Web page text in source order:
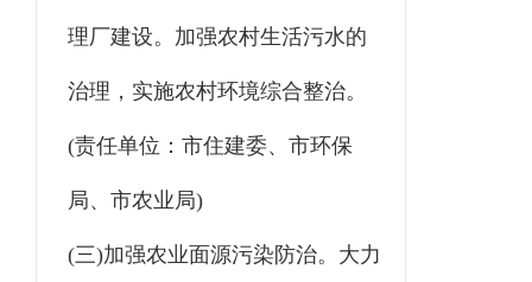
理厂建设。加强农村生活污水的
治理，实施农村环境综合整治。
(责任单位：市住建委、市环保
局、市农业局)
(三)加强农业面源污染防治。大力